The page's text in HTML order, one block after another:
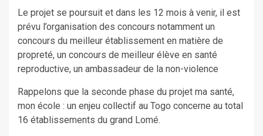
Le projet se poursuit et dans les 12 mois à venir, il est
prévu l’organisation des concours notamment un
concours du meilleur établissement en matière de
propreté, un concours de meilleur élève en santé
reproductive, un ambassadeur de la non-violence
Rappelons que la seconde phase du projet ma santé,
mon école : un enjeu collectif au Togo concerne au total
16 établissements du grand Lomé.